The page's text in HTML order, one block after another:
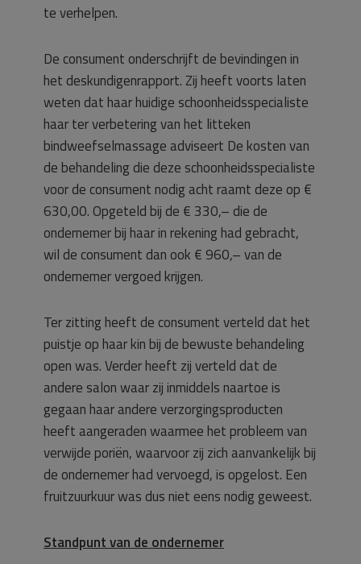
te verhelpen.
De consument onderschrijft de bevindingen in
het deskundigenrapport. Zij heeft voorts laten
weten dat haar huidige schoonheidsspecialiste
haar ter verbetering van het litteken
bindweefselmassage adviseert De kosten van
de behandeling die deze schoonheidsspecialiste
voor de consument nodig acht raamt deze op €
630,00. Opgeteld bij de € 330,– die de
ondernemer bij haar in rekening had gebracht,
wil de consument dan ook € 960,– van de
ondernemer vergoed krijgen.
Ter zitting heeft de consument verteld dat het
puistje op haar kin bij de bewuste behandeling
open was. Verder heeft zij verteld dat de
andere salon waar zij inmiddels naartoe is
gegaan haar andere verzorgingsproducten
heeft aangeraden waarmee het probleem van
verwijde poriën, waarvoor zij zich aanvankelijk bij
de ondernemer had vervoegd, is opgelost. Een
fruitzuurkuur was dus niet eens nodig geweest.
Standpunt van de ondernemer